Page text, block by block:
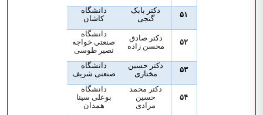
۵۱
دکتر بابک
گنجی
دانشگاه
کاشان
۵۲
دکتر صادق
محسن زاده
دانشگاه
صنعتی خواجه
نصیر طوسی
۵۳
دکتر حسین
مختاری
دانشگاه
صنعتی شریف
۵۴
دکتر محمد
حسین
مرادی
دانشگاه
بوعلی سینا
همدان